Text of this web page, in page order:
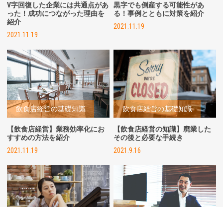
V字回復した企業には共通点があ
った！成功につながった理由を
紹介
2021.11.19
黒字でも倒産する可能性があ
る！事例とともに対策を紹介
2021.11.19
飲食店経営の基礎知識
【飲食店経営】業務効率化にお
すすめの方法を紹介
2021.11.19
飲食店経営の基礎知識
【飲食店経営の知識】廃業した
その後と必要な手続き
2021.9.16